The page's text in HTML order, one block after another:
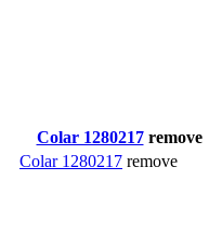
Colar 1280217 remove
Colar 1280217 remove